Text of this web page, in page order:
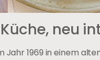
neu
Jahr 1969 in einem